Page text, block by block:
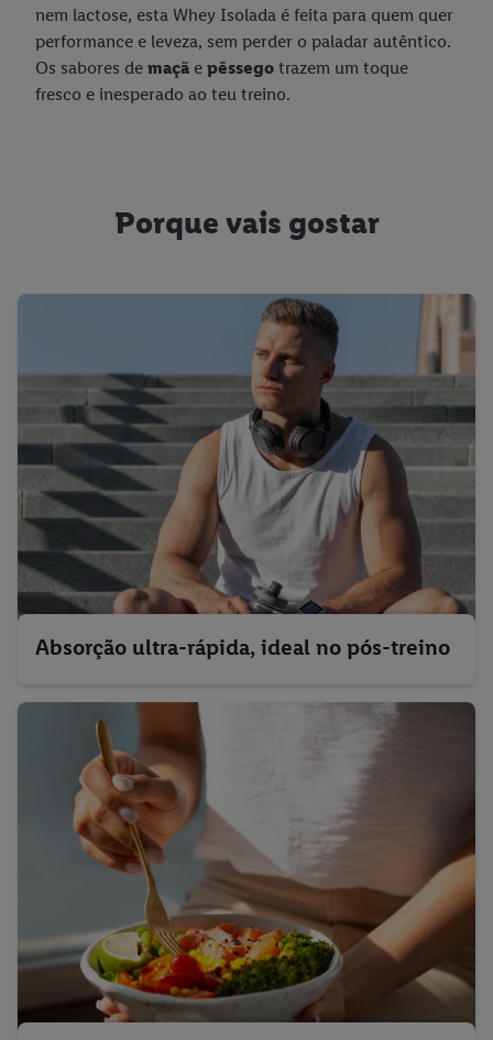
nem lactose, esta Whey Isolada é feita para quem quer
performance e leveza, sem perder o paladar autêntico.
Os sabores de maçã e pêssego trazem um toque
fresco e inesperado ao teu treino.
Porque vais gostar
Absorção ultra-rápida, ideal no pós-treino